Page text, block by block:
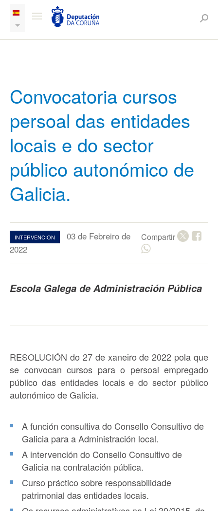
Convocatoria cursos
persoal das entidades
locais e do sector
público autonómico de
Galicia.
INTERVENCION
03 de Febreiro de
2022
Compartir
Escola Galega de Administración Pública
RESOLUCIÓN do 27 de xaneiro de 2022 pola que
se convocan cursos para o persoal empregado
público das entidades locaise do sector público
autonómico de Galicia.
A función consultiva do Consello Consultivo de
Galicia para a Administración local.
A intervención do Consello Consultivo de
Galicia na contratación pública.
Curso práctico sobre responsabilidade
patrimonial das entidades locais.